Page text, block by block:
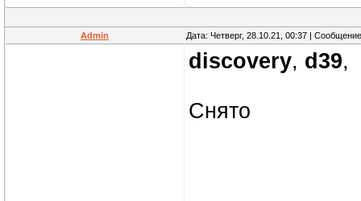
Admin Дата: Четверг, 28.10.21, 00:37 |
discovery, d39,
Снято